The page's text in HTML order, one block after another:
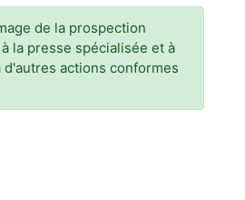
de la prospection
la presse spécialisée et à
actions conformes